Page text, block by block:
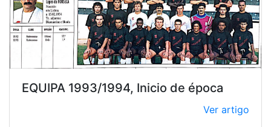
EQUIPA 1993/1994, Inicio de época
Ver artigo